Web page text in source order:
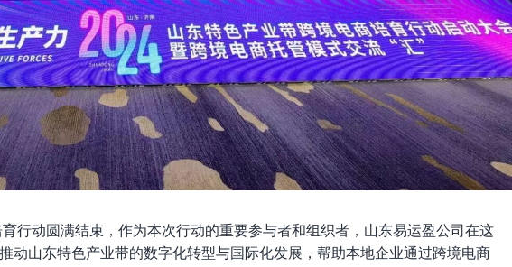
行动圆满结束，作为本次行动的重要参与者和组织者，山东易运盈公司在这
动山东特色产业带的数字化转型与国际化发展，帮助本地企业通过跨境电商